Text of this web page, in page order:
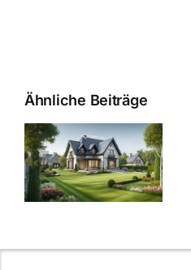
Ähnliche Beiträge
Bauzinsen im
Sturm: Die
aktuelle
Entwicklung